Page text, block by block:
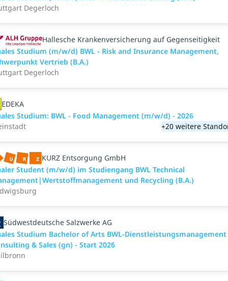
Degerloch
Hallesche Krankenversicherung auf Gegenseitigkeit
Studium (m/w/d) BWL - Risk and Insurance Management,
Vertrieb (B.A.)
Degerloch
EDEKA
Studium: BWL - Food Management (m/w/d) - 2026
+20 weitere
KURZ Entsorgung GmbH
Student (m/w/d) im Studiengang BWL Technical
und Recycling (B.A.)
Südwestdeutsche Salzwerke AG
Studium Bachelor of Arts BWL-Dienstleistungsmanagement
& Sales (gn) - Start 2026